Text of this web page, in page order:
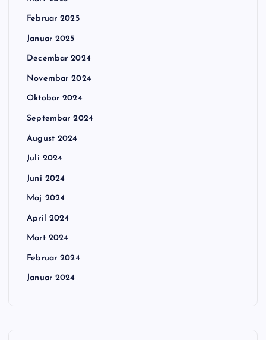
Februar 2025
Januar 2025
Decembar 2024
Novembar 2024
Oktobar 2024
Septembar 2024
August 2024
Juli 2024
Juni 2024
Maj 2024
April 2024
Mart 2024
Februar 2024
Januar 2024